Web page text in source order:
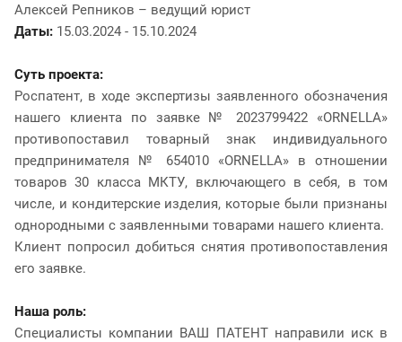
Алексей Репников – ведущий юрист
Даты: 15.03.2024 - 15.10.2024
Суть проекта:
Роспатент, в ходе экспертизы заявленного обозначения
нашего клиента по заявке № 2023799422 «ORNELLA»
противопоставил товарный знак индивидуального
предпринимателя № 654010 «ORNELLA» в отношении
товаров 30 класса МКТУ, включающего в себя, в том
числе, и кондитерские изделия, которые были признаны
однородными с заявленными товарами нашего клиента.
Клиент попросил добиться снятия противопоставления
его заявке.
Наша роль:
Специалисты компании ВАШ ПАТЕНТ направили иск в